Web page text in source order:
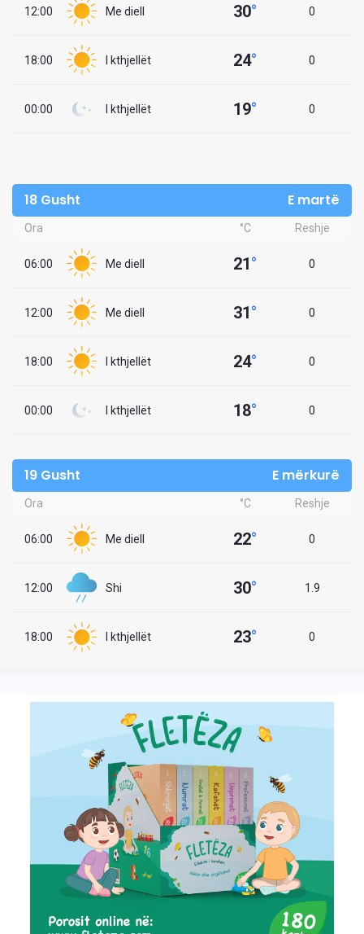
12:00 Me diell 30° 0
18:00 I kthjellët 24° 0
00:00 I kthjellët 19° 0
18 Gusht E martë
Ora °C Reshje
06:00 Me diell 21° 0
12:00 Me diell 31° 0
18:00 I kthjellët 24° 0
00:00 I kthjellët 18° 0
19 Gusht E mërkurë
Ora °C Reshje
06:00 Me diell 22° 0
12:00 Shi 30° 1.9
18:00 I kthjellët 23° 0